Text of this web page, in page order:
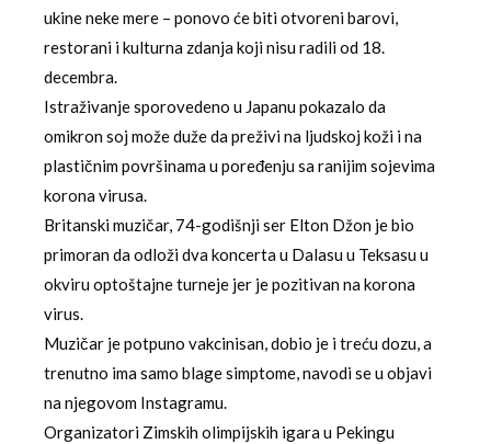
ukine neke mere – ponovo će biti otvoreni barovi,
restorani i kulturna zdanja koji nisu radili od 18.
decembra.
Istraživanje sporovedeno u Japanu pokazalo da
omikron soj može duže da preživi na ljudskoj koži i na
plastičnim površinama u poređenju sa ranijim sojevima
korona virusa.
Britanski muzičar, 74-godišnji ser Elton Džon je bio
primoran da odloži dva koncerta u Dalasu u Teksasu u
okviru optoštajne turneje jer je pozitivan na korona
virus.
Muzičar je potpuno vakcinisan, dobio je i treću dozu, a
trenutno ima samo blage simptome, navodi se u objavi
na njegovom Instagramu.
Organizatori Zimskih olimpijskih igara u Pekingu